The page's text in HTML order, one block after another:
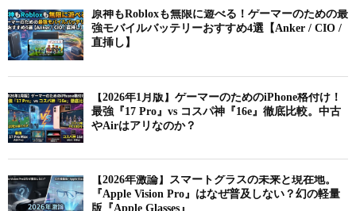
原神もRobloxも無限に遊べる！ゲーマーのための最
強モバイルバッテリーおすすめ4選【Anker / CIO /
直挿し】
【2026年1月版】ゲーマーのためのiPhone格付け！
最強『17 Pro』vs コスパ神『16e』徹底比較。中古
やAirはアリなのか？
【2026年激論】スマートグラスの未来と現在地。
『Apple Vision Pro』はなぜ普及しない？幻の軽量
版『Apple Glasses』